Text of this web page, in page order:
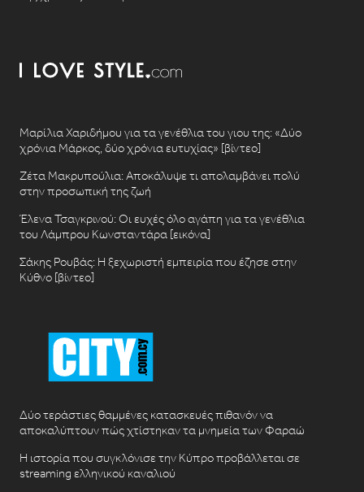
Μαρίλια Χαριδήμου για τα γενέθλια του γιου της: «Δύο
χρόνια Μάρκος, δύο χρόνια ευτυχίας» [βίντεο]
Ζέτα Μακρυπούλια: Αποκάλυψε τι απολαμβάνει πολύ
στην προσωπική της ζωή
Έλενα Τσαγκρινού: Οι ευχές όλο αγάπη για τα γενέθλια
του Λάμπρου Κωνσταντάρα [εικόνα]
Σάκης Ρουβάς: Η ξεχωριστή εμπειρία που έζησε στην
Κύθνο [βίντεο]
Δύο τεράστιες θαμμένες κατασκευές πιθανόν να
αποκαλύπτουν πώς χτίστηκαν τα μνημεία των Φαραώ
Η ιστορία που συγκλόνισε την Κύπρο προβάλλεται σε
streaming ελληνικού καναλιού